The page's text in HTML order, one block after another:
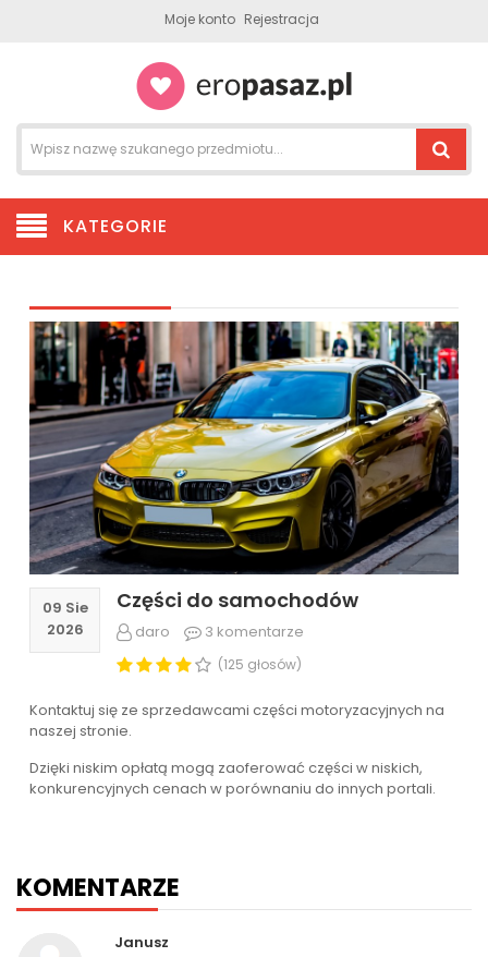
Moje konto Rejestracja
KATEGORIE
09 Sie
2026
Części do samochodów
daro 3 komentarze
(125 głosów)
Kontaktuj się ze sprzedawcami części motoryzacyjnych na
naszej stronie.
Dzięki niskim opłatą mogą zaoferować części w niskich,
konkurencyjnych cenach w porównaniu do innych portali.
KOMENTARZE
Janusz